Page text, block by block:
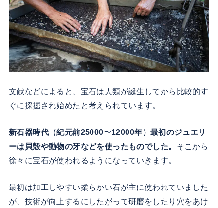
文献などによると、宝石は人類が誕生してから比較的す
ぐに採掘され始めたと考えられています。
新石器時代（紀元前25000〜12000年）最初のジュエリ
ーは貝殻や動物の牙などを使ったものでした。 そこから
徐々に宝石が使われるようになっていきます。
最初は加工しやすい柔らかい石が主に使われていました
が、技術が向上するにしたがって研磨をしたり穴をあけ